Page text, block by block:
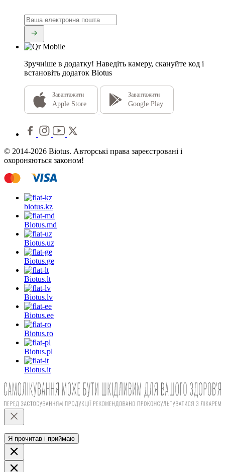
Зручніше в додатку! Наведіть камеру, скануйте код і
встановіть додаток Biotus
Завантажити
Apple Store
Завантажити
Google Play
© 2014-2026 Biotus. Авторські права зареєстровані і
охороняються законом!
biotus.kz
Biotus.md
Biotus.uz
Biotus.ge
Biotus.lt
Biotus.lv
Biotus.ee
Biotus.ro
Biotus.pl
Biotus.it
Я прочитав і приймаю